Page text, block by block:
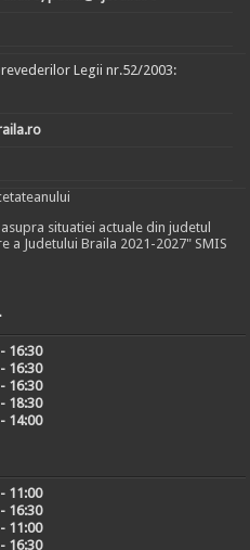
Legii nr.52/2003:
situatiei actuale din judetul
a Judetului Braila 2021-2027" SMIS
16:30
16:30
16:30
18:30
14:00
11:00
16:30
11:00
16:30